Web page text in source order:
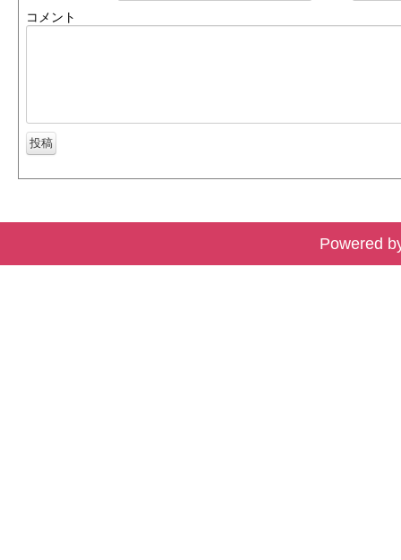
コメント
Powered